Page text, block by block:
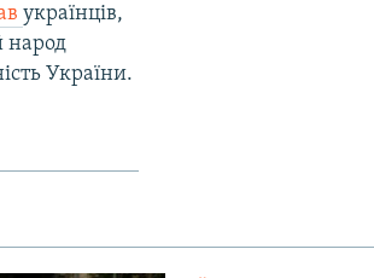
українців,
народ
України.